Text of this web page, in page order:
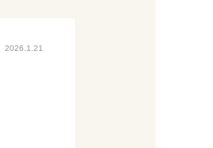
2026.1.21